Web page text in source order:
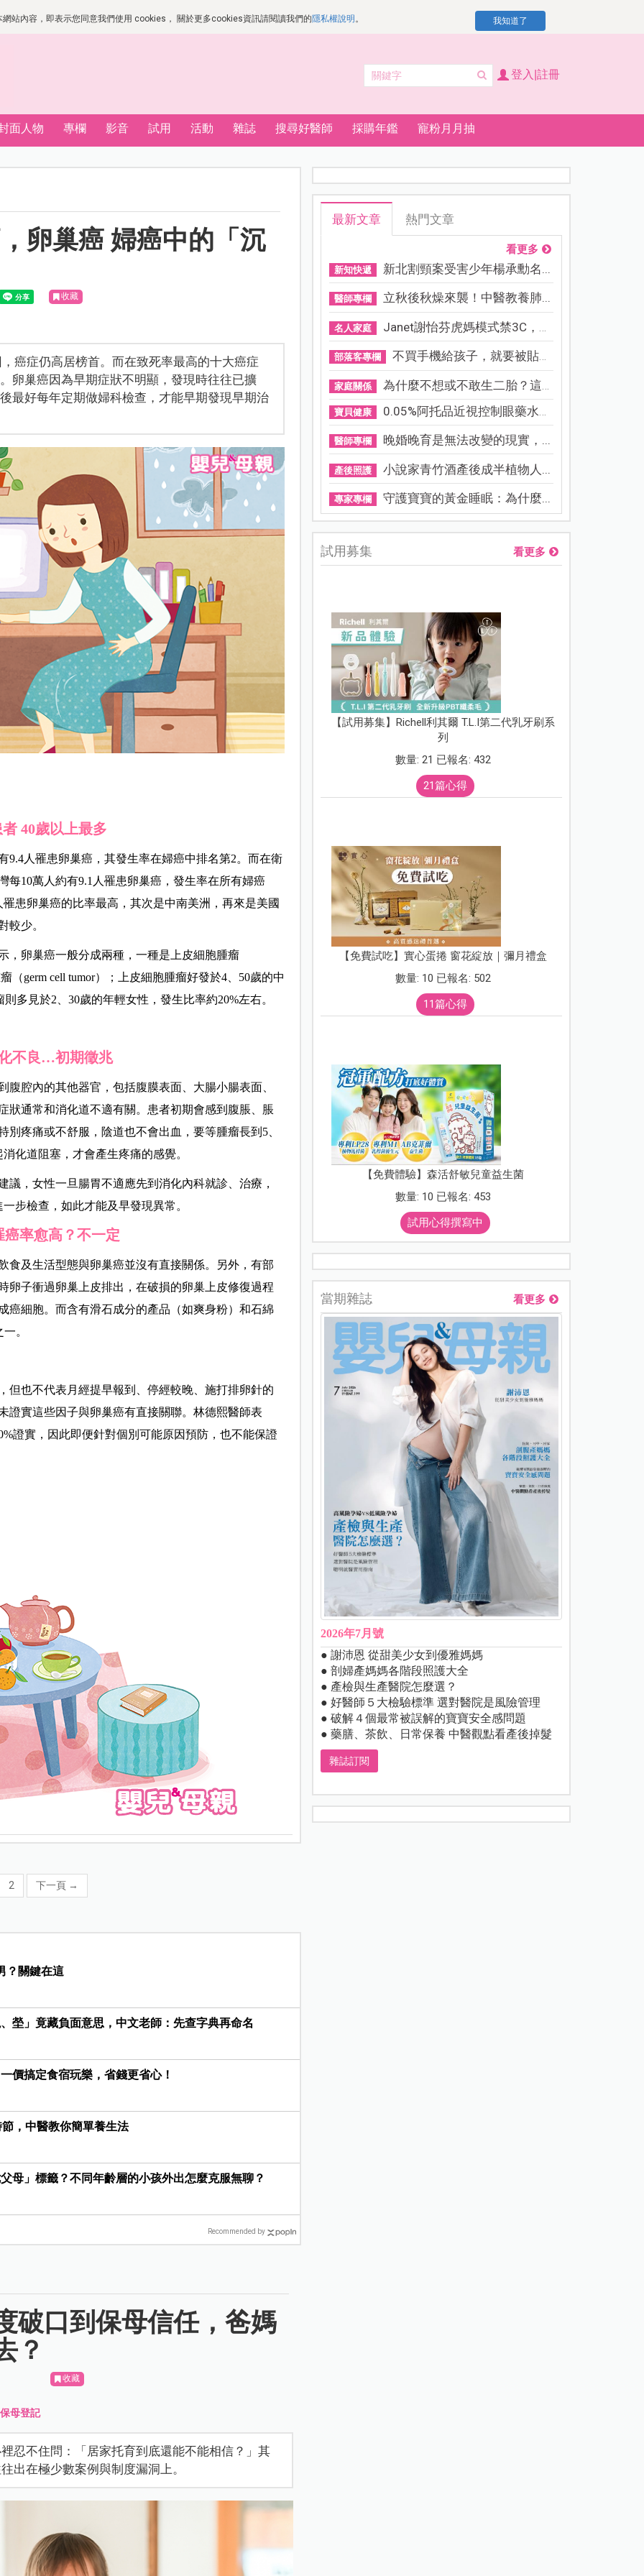
站內容，即表示您同意我們使用 cookies， 關於更多cookies資訊請閱讀我們的隱私權說明 。 我知道了
登入|註冊
面人物 專欄 影音 試用 活動 雜誌 搜尋好醫師 採購年鑑 寵粉月月抽
卵巢癌 婦癌中的「沉
收藏
癌症仍高居榜首。而在致死率最高的十大癌症
卵巢癌因為早期症狀不明顯，發現時往往已擴
最好每年定期做婦科檢查，才能早期發現早期治
40歲以上最多
9.4人罹患卵巢癌，其發生率在婦癌中排名第2。而在衛
每10萬人約有9.1人罹患卵巢癌，發生率在所有婦癌
患卵巢癌的比率最高，其次是中南美洲，再來是美國
較少。
，卵巢癌一般分成兩種，一種是 上皮細胞腫瘤
（germ cell tumor）；上皮細胞腫瘤好發於4、50歲的中
則多見於2、30歲的年輕女性，發生比率約20%左右。
不良…初期徵兆
腔內的其他器官，包括腹膜表面、大腸小腸表面、
狀通常和消化道不適有關。患者初期會感到腹脹、脹
疼痛或不舒服，陰道也不會出血，要等腫瘤長到5、
化道阻塞，才會產生疼痛的感覺。
，女性一旦腸胃不適應先到消化內科就診、治療，
步檢查，如此才能及早發現異常。
癌率愈高？不一定
食及生活型態與卵巢癌並沒有直接關係。另外，有部
卵子衝過卵巢上皮排出，在破損的卵巢上皮修復過程
癌細胞。而含有滑石成分的產品（如爽身粉）和石綿
。
但也不代表月經提早報到、停經較晚、施打排卵針的
證實這些因子與卵巢癌有直接關聯。林德熙醫師表
證實，因此即便針對個別可能原因預防，也不能保證
2 下一頁 →
？關鍵在這
塋」竟藏負面意思，中文老師：先查字典再命名
價搞定食宿玩樂，省錢更省心！
，中醫教你簡單養生法
母」標籤？不同年齡層的小孩外出怎麼克服無聊？
Recommended by
破口到保母信任，爸媽
？
收藏
保母登記
忍不住問：「居家托育到底還能不能相信？」其
出在極少數案例與制度漏洞上。
最新文章 熱門文章
看更多
新知快遞 新北割頸案受害少年楊承勳名...
醫師專欄 立秋後秋燥來襲！中醫教養肺...
名人家庭 Janet謝怡芬虎媽模式禁3C，看...
部落客專欄 不買手機給孩子，就要被貼「...
家庭關係 為什麼不想或不敢生二胎？這8...
寶貝健康 0.05%阿托品近視控制眼藥水納...
醫師專欄 晚婚晚育是無法改變的現實，...
產後照護 小說家青竹酒產後成半植物人...
專家專欄 守護寶寶的黃金睡眠：為什麼...
試用募集 看更多
【試用募集】Richell利其爾 T.L.I第二代乳牙刷系
列
數量: 21 已報名: 432
21篇心得
【免費試吃】實心蛋捲 窗花綻放｜彌月禮盒
數量: 10 已報名: 502
11篇心得
【免費體驗】森活舒敏兒童益生菌
數量: 10 已報名: 453
試用心得撰寫中
當期雜誌 看更多
2026年7月號
● 謝沛恩 從甜美少女到優雅媽媽
● 剖婦產媽媽各階段照護大全
● 產檢與生產醫院怎麼選？
● 好醫師５大檢驗標準 選對醫院是風險管理
● 破解４個最常被誤解的寶寶安全感問題
● 藥膳、茶飲、日常保養 中醫觀點看產後掉髮
雜誌訂閱